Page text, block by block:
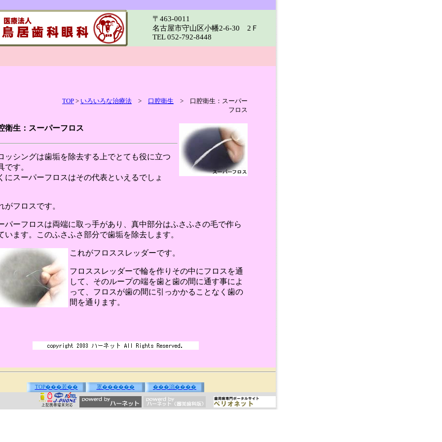
〒463-0011
名古屋市守山区小幡2-6-30 2Ｆ
TEL 052-792-8448
TOP > いろいろな治療法 > 口腔衛生 > 口腔衛生：スーパー
フロス
衛生：スーパーフロス
ッシングは歯垢を除去する上でとても役に立つ
です。
にスーパーフロスはその代表といえるでしょ
がフロスです。
パーフロスは両端に取っ手があり、真中部分はふさふさの毛で作ら
います。このふさふさ部分で歯垢を除去します。
これがフロススレッダーです。
フロススレッダーで輪を作りその中にフロスを通
して、そのループの端を歯と歯の間に通す事によ
って、フロスが歯の間に引っかかることなく歯の
間を通ります。
TOP���若�� 罩������ ���潟����